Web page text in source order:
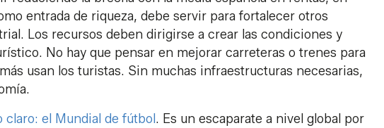
entrada de riqueza, debe servir para fortalecer otros
Los recursos deben dirigirse a crear las condiciones y
No hay que pensar en mejorar carreteras o trenes para
usan los turistas. Sin muchas infraestructuras necesarias,
claro: el Mundial de fútbol. Es un escaparate a nivel global por